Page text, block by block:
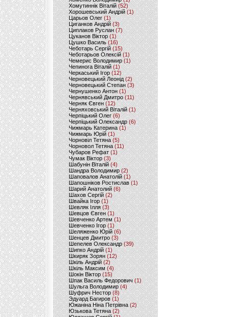
Хомутиннік Віталій (52)
Хорошевський Андрій (1)
Царьов Олег (1)
Циганков Андрій (3)
Циплаков Руслан(7)
Цуканов Віктор (1)
Цушко Василь (16)
Чеботарь Сергій (15)
Чеботарьов Олексій (1)
Чемерис Володимир (1)
Чепинога Віталій (1)
Черкаський Ігор (12)
Черновецький Леонід(2)
Черновецький Степан (3)
Чернушенко Антон (1)
Чернявський Дмитро(11)
Черняк Євген(12)
Черняховський Віталій (1)
Черпіцький Олег (6)
Черпіцький Олександр (6)
Чижмарь Катерина (1)
Чижмарь Юрій (1)
Чорновіл Тетяна (5)
Чорновол Тетяна (11)
Чубаров Рефат (1)
Чумак Віктор(3)
Шабунін Віталій (4)
Шандра Володимир (2)
Шаповалов Анатолій(1)
Шапошніков Ростислав(1)
Шарий Анатолий(6)
Шахов Сергій(2)
Швайка Ігор (1)
Шевляк Ілля (3)
Шевцов Євген (1)
Шевченко Артем(1)
Шевченко Ігор(1)
Шеляженко Юрій (6)
Шенцев Дмитро (3)
Шепелев Олександр (39)
Шипко Андрій(1)
Шкиряк Зорян(12)
Шкіль Андрій(2)
Шкіль Максим (4)
Шокін Віктор (15)
Шпак Василь Федорович (1)
Шульга Володимир (4)
Шуфрич Нестор(8)
Эдуард Багиров (1)
Южаніна Ніна Петрівна (2)
Юзькова Тетяна(2)